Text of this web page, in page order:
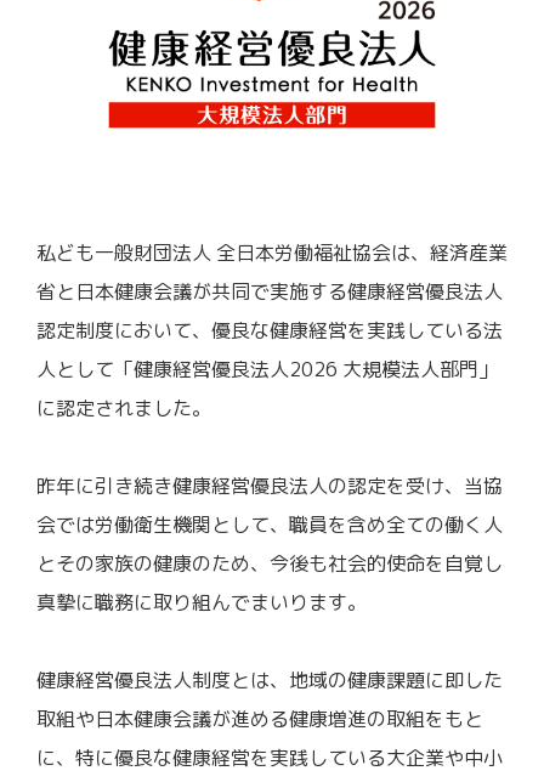
私ども一般財団法人 全日本労働福祉協会は、経済産業
省と日本健康会議が共同で実施する健康経営優良法人
認定制度において、優良な健康経営を実践している法
人として「健康経営優良法人2026 大規模法人部門」
に認定されました。
昨年に引き続き健康経営優良法人の認定を受け、当協
会では労働衛生機関として、職員を含め全ての働く人
とその家族の健康のため、今後も社会的使命を自覚し
真摯に職務に取り組んでまいります。
健康経営優良法人制度とは、地域の健康課題に即した
取組や日本健康会議が進める健康増進の取組をもと
に、特に優良な健康経営を実践している大企業や中小